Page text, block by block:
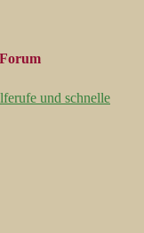
Forum
und schnelle